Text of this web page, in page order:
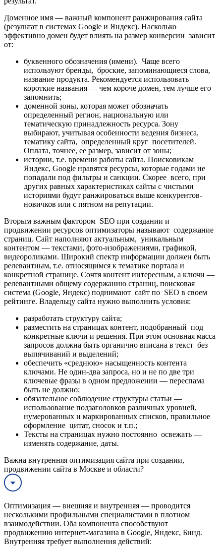
Доменное имя — важный компонент ранжирования сайта
(результат в системах Google и Яндекс). Насколько
эффективно домен будет влиять на размер конверсии зависит
от:
буквенного обозначения (имени). Чаще всего
используют бренды, броские, запоминающиеся слова,
название продукта. Рекомендуется использовать
короткие названия — чем короче домен, тем лучше его
запомнить;
доменной зоны, которая может обозначать
определенный регион, национальную или
тематическую принадлежность ресурса. Зону
выбирают, учитывая особенности ведения бизнеса,
тематику сайта, определенный круг посетителей.
Оплата, точнее, ее размер, зависит от зоны;
истории, т.е. времени работы сайта. Поисковикам
Яндекс, Google нравятся ресурсы, которые годами не
попадали под фильтры и санкции. Скорее всего, при
других равных характеристиках сайты с чистыми
историями будут ранжироваться выше конкурентов-
новичков или с пятном на репутации.
Вторым важным фактором SEO при создании и
продвижении ресурсов оптимизаторы называют содержание
страниц. Сайт наполняют актуальным, уникальным
контентом — текстами, фото-изображениями, графикой,
видеороликами. Широкий спектр информации должен быть
релевантным, т.е. относящимся к тематике портала и
конкретной странице. Сочтя контент интересным, а ключи —
релевантными общему содержанию страниц, поисковая
система (Google, Яндекс) поднимают сайт по SEO в своем
рейтинге. Владельцу сайта нужно выполнить условия:
разработать структуру сайта;
разместить на страницах контент, подобранный под
конкретные ключи и решения. При этом основная масса
запросов должна быть органично вписана в текст без
выпячиваний и выделений;
обеспечить «среднюю» насыщенность контента
ключами. Не один-два запроса, но и не по две три
ключевые фразы в одном предложении — переспама
быть не должно;
обязательное соблюдение структуры статьи —
использование подзаголовков различных уровней,
нумерованных и маркированных списков, правильное
оформление цитат, сносок и т.п.;
Тексты на страницах нужно постоянно освежать —
изменять содержание, даты.
Важна внутренняя оптимизация сайта при создании,
продвижении сайта в Москве и области?
Оптимизация — внешняя и внутренняя — проводится
несколькими профильными специалистами в плотном
взаимодействии. Оба компонента способствуют
продвижению интернет-магазина в Google, Яндекс, Бинд.
Внутренняя требует выполнения действий: